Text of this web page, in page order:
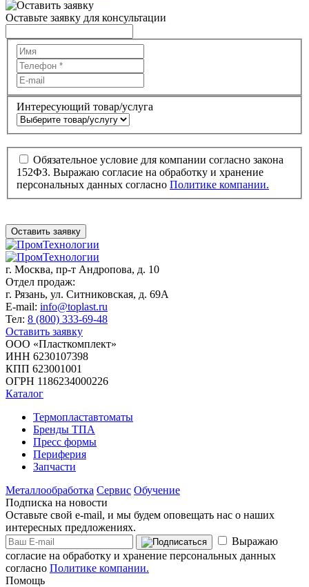
Оставьте заявку для консультации
Интересующий товар/услуга
Обязательное условие для компании согласно закона
152ФЗ. Выражаю согласие на обработку и хранение
персональных данных согласно Политике компании.
Оставить заявку
г. Москва, пр-т Андропова, д. 10
Отдел продаж:
г. Рязань, ул. Ситниковская, д. 69А
E-mail: info@toplast.ru
Тел: 8 (800) 333-69-48
Оставить заявку
ООО «Пласткомплект»
ИНН 6230107398
КПП 623001001
ОГРН 1186234000226
Каталог
Термопластавтоматы
Бренды ТПА
Пресс формы
Периферия
Запчасти
Металлообработка Сервис Обучение
Подписка на новости
Оставьте свой e-mail, и мы будем оповещать нас о наших
интересных предложениях.
Выражаю
согласие на обработку и хранение персональных данных
согласно Политике компании.
Помощь